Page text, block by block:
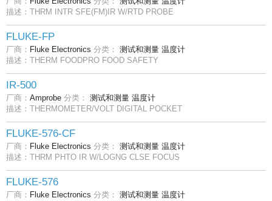
描述：THRM INTR SFE(FM)IR W/RTD PROBE
FLUKE-FP
厂商： Fluke Electronics 分类： 测试和测量 温度计
描述：THERM FOODPRO FOOD SAFETY
IR-500
厂商： Amprobe 分类： 测试和测量 温度计
描述：THERMOMETER/VOLT DIGITAL POCKET
FLUKE-576-CF
厂商： Fluke Electronics 分类： 测试和测量 温度计
描述：THRM PHTO IR W/LOGNG CLSE FOCUS
FLUKE-576
厂商： Fluke Electronics 分类： 测试和测量 温度计